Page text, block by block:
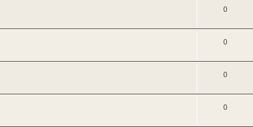
0
0
0
0